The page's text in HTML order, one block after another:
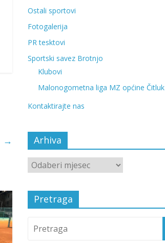
→
Ostali sportovi
Fotogalerija
PR tesktovi
Sportski savez Brotnjo
Klubovi
Malonogometna liga MZ općine Čitluk
Kontaktirajte nas
Arhiva
Pretraga